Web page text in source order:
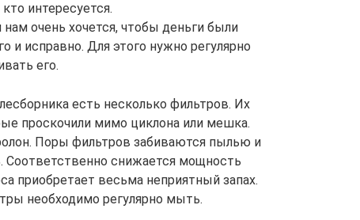
интересуется.
очень хочется, чтобы деньги были
и исправно. Для этого нужно регулярно
его.
есть несколько фильтров. Их
проскочили мимо циклона или мешка.
Поры фильтров забиваются пылью и
снижается мощность
приобретает весьма неприятный запах.
необходимо регулярно мыть.